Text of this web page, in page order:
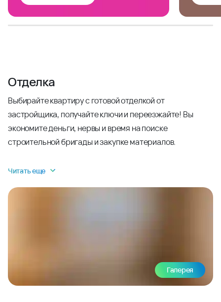
Отделка
Выбирайте квартиру с готовой отделкой от
застройщика, получайте ключи и переезжайте! Вы
экономите деньги, нервы и время на поиске
строительной бригады и закупке материалов.
Читать еще
Галерея